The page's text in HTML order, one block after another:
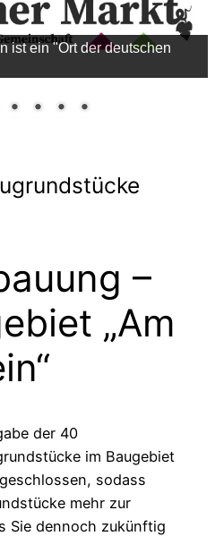
ist ein "Ort der deutschen
–
„Am
der 40
im Baugebiet
sodass
mehr zur
Sie dennoch zukünftig